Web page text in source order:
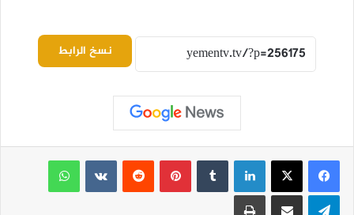
نسخ الرابط
لينكدإن بينتيريست
واتساب
تيلقرام مشاركة عبر البريد طباعة